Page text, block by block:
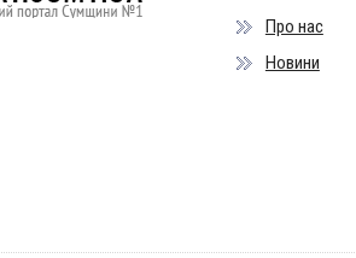
Про нас
Новини